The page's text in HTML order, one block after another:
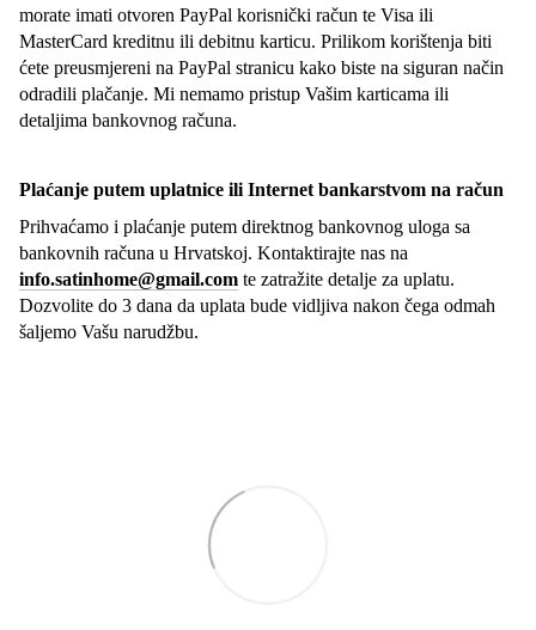
morate imati otvoren PayPal korisnički račun te Visa ili
MasterCard kreditnu ili debitnu karticu. Prilikom korištenja biti
ćete preusmjereni na PayPal stranicu kako biste na siguran način
odradili plačanje. Mi nemamo pristup Vašim karticama ili
detaljima bankovnog računa.
Plaćanje putem uplatnice ili Internet bankarstvom na račun
Prihvaćamo i plaćanje putem direktnog bankovnog uloga sa
bankovnih računa u Hrvatskoj. Kontaktirajte nas na
info.satinhome@gmail.com te zatražite detalje za uplatu.
Dozvolite do 3 dana da uplata bude vidljiva nakon čega odmah
šaljemo Vašu narudžbu.